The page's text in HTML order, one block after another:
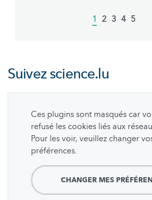
Current
1 Page
2 Page
3 Page
4 Page
5
Suivezscience.lu
Ces plugins sont masqués car
refusé les cookies liés aux
Pour les voir, veuillez changer
préférences.
CHANGER MES